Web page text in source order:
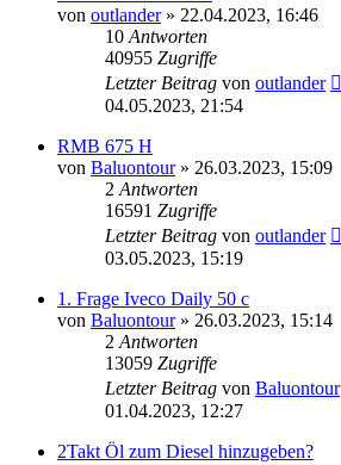
von outlander» 22.04.2023, 16:46
10Antworten
40955 Zugriffe
Letzter Beitrag von outlander
04.05.2023, 21:54
RMB 675 H
von Baluontour» 26.03.2023, 15:09
2Antworten
16591 Zugriffe
Letzter Beitrag von outlander
03.05.2023, 15:19
1. Frage Iveco Daily 50 c
von Baluontour» 26.03.2023, 15:14
2Antworten
13059 Zugriffe
Letzter Beitrag von Baluontour
01.04.2023, 12:27
2Takt Öl zum Diesel hinzugeben?